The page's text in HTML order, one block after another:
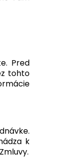
Pred
tohto
k